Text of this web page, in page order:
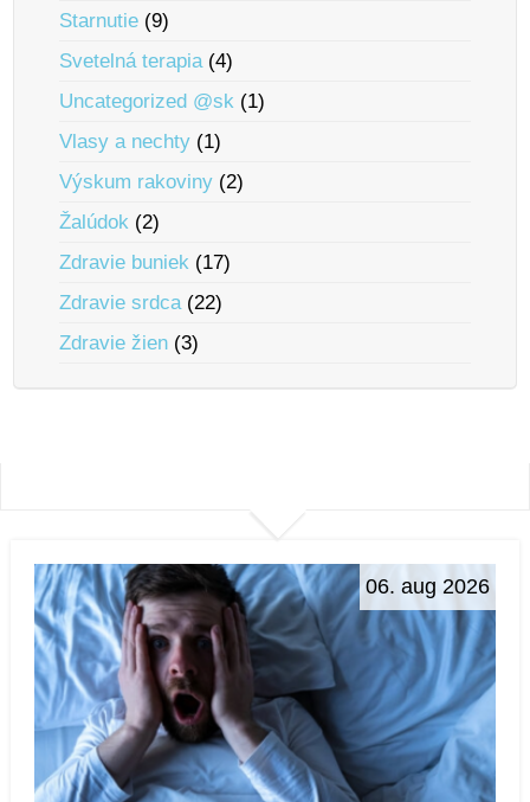
Starnutie (9)
Svetelná terapia(4)
Uncategorized @sk (1)
Vlasy a nechty (1)
Výskum rakoviny (2)
Žalúdok (2)
Zdravie buniek (17)
Zdravie srdca(22)
Zdravie žien (3)
06. aug 2026